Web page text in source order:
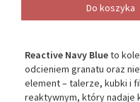
Do koszyka
Reactive Navy Blueto
odcieniem granatu oraz
element – talerze, kubki i
reaktywnym, który nadaje